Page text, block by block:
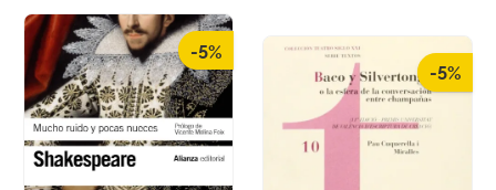
-5%
-5%